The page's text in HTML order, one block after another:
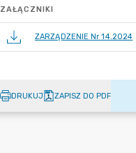
ZAŁĄCZNIKI
ZARZĄDZENIE Nr 14.2024
DRUKUJ ZAPISZ DO PDF